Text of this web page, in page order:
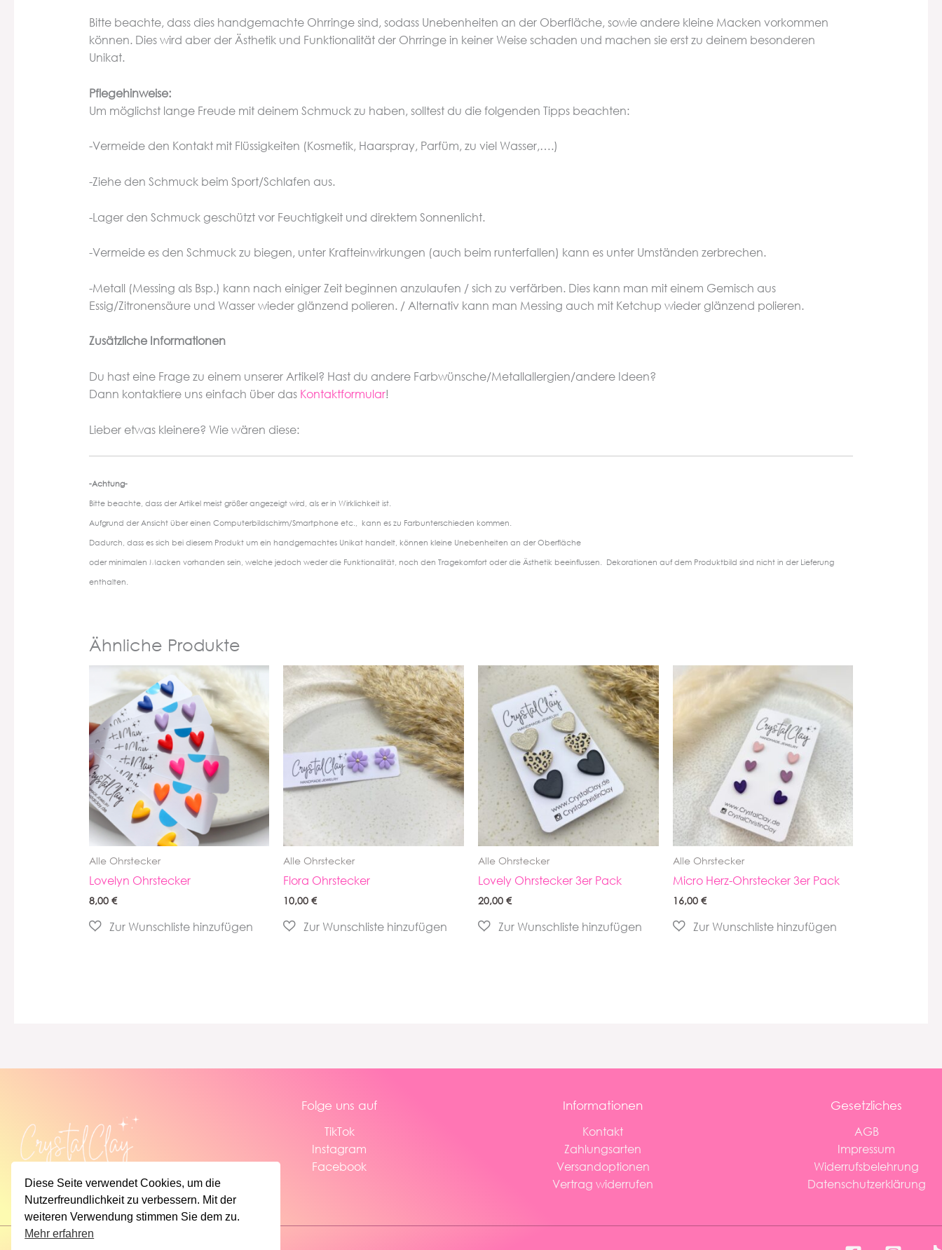
Bitte beachte, dass dies handgemachte Ohrringe sind, sodass Unebenheiten an der Oberfläche, sowie andere kleine Macken vorkommen
können. Dies wird aber der Ästhetik und Funktionalität der Ohrringe in keiner Weise schaden und machen sie erst zu deinem besonderen
Unikat.
Pflegehinweise:
Um möglichst lange Freude mit deinem Schmuck zu haben, solltest du die folgenden Tipps beachten:
-Vermeide den Kontakt mit Flüssigkeiten (Kosmetik, Haarspray, Parfüm, zu viel Wasser,….)
-Ziehe den Schmuck beim Sport/Schlafen aus.
-Lager den Schmuck geschützt vor Feuchtigkeit und direktem Sonnenlicht.
-Vermeide es den Schmuck zu biegen, unter Krafteinwirkungen (auch beim runterfallen) kann es unter Umständen zerbrechen.
-Metall (Messing als Bsp.) kann nach einiger Zeit beginnen anzulaufen / sich zu verfärben. Dies kann man mit einem Gemisch aus
Essig/Zitronensäure und Wasser wieder glänzend polieren. / Alternativ kann man Messing auch mit Ketchup wieder glänzend polieren.
Zusätzliche Informationen
Du hast eine Frage zu einem unserer Artikel? Hast du andere Farbwünsche/Metallallergien/andere Ideen?
Dann kontaktiere uns einfach über das Kontaktformular!
Lieber etwas kleinere? Wie wären diese:
-Achtung-
Bitte beachte, dass der Artikel meist größer angezeigt wird, als er in Wirklichkeit ist.
Aufgrund der Ansicht über einen Computerbildschirm/Smartphone etc., kann es zu Farbunterschieden kommen.
Dadurch, dass es sich bei diesem Produkt um ein handgemachtes Unikat handelt, können kleine Unebenheiten an der Oberfläche
oder minimalen Macken vorhanden sein, welche jedoch weder die Funktionalität, noch den Tragekomfort oder die Ästhetik beeinflussen. Dekorationen auf dem Produktbild sind nicht in der Lieferung
enthalten.
Ähnliche Produkte
Alle Ohrstecker
Lovelyn Ohrstecker
8,00 €
Alle Ohrstecker
Flora Ohrstecker
10,00€
Alle Ohrstecker
Lovely Ohrstecker 3er Pack
20,00 €
Alle Ohrstecker
Micro Herz-Ohrstecker 3er Pack
16,00 €
Folge uns auf
TikTok
Instagram
Facebook
Informationen
Kontakt
Zahlungsarten
Versandoptionen
Vertrag widerrufen
Gesetzliches
AGB
Impressum
Widerrufsbelehrung
Datenschutzerklärung
Diese Seite verwendet Cookies, um die
Nutzerfreundlichkeit zu verbessern. Mit der
weiteren Verwendung stimmen Sie dem zu.
Mehr erfahren